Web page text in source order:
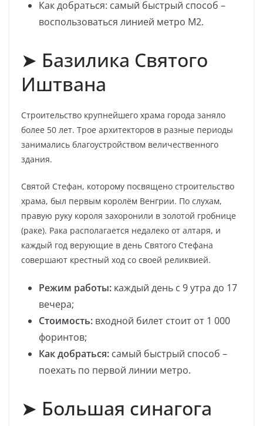
Как добраться: самый быстрый способ –
воспользоваться линией метро М2.
➤ Базилика Святого
Иштвана
Строительство крупнейшего храма города заняло
более 50 лет. Трое архитекторов в разные периоды
занимались благоустройством величественного
здания.
Святой Стефан, которому посвящено строительство
храма, был первым королём Венгрии. По слухам,
правую руку короля захоронили в золотой гробнице
(раке). Рака располагается недалеко от алтаря, и
каждый год верующие в день Святого Стефана
совершают крестный ход со своей реликвией.
Режим работы: каждый день с 9 утра до 17
вечера;
Стоимость: входной билет стоит от 1 000
форинтов;
Как добраться: самый быстрый способ –
поехать по первой линии метро.
➤ Большая синагога